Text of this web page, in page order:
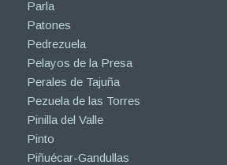
Parla
Patones
Pedrezuela
Pelayos de la Presa
Perales de Tajuña
Pezuela de las Torres
Pinilla del Valle
Pinto
Piñuécar-Gandullas